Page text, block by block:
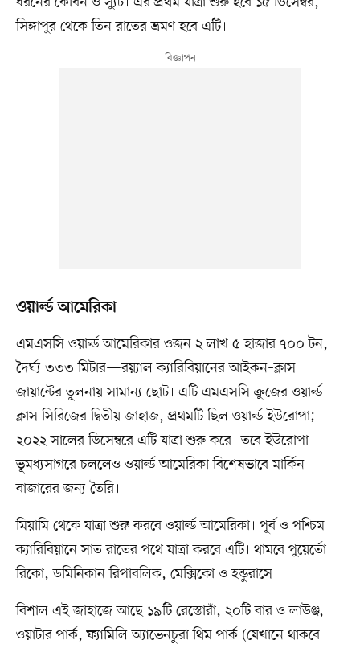
সিঙ্গাপুর থেকে তিন রাতের ভ্রমণ হবে এটি।
ওয়ার্ল্ড আমেরিকা
এমএসসি ওয়ার্ল্ড আমেরিকার ওজন ২ লাখ ৫ হাজার ৭০০ টন,
দৈর্ঘ্য ৩৩৩ মিটার—রয়্যাল ক্যারিবিয়ানের আইকন–ক্লাস
জায়ান্টের তুলনায় সামান্য ছোট। এটি এমএসসি ক্রুজের ওয়ার্ল্ড
ক্লাস সিরিজের দ্বিতীয় জাহাজ, প্রথমটি ছিল ওয়ার্ল্ড ইউরোপা;
২০২২ সালের ডিসেম্বরে এটি যাত্রা শুরু করে। তবে ইউরোপা
ভূমধ্যসাগরে চললেও ওয়ার্ল্ড আমেরিকা বিশেষভাবে মার্কিন
বাজারের জন্য তৈরি।
মিয়ামি থেকে যাত্রা শুরু করবে ওয়ার্ল্ড আমেরিকা। পূর্ব ও পশ্চিম
ক্যারিবিয়ানে সাত রাতের পথে যাত্রা করবে এটি। থামবে পুয়ের্তো
রিকো, ডমিনিকান রিপাবলিক, মেক্সিকো ও হন্ডুরাসে।
বিশাল এই জাহাজে আছে ১৯টি রেস্তোরাঁ, ২০টি বার ও লাউঞ্জ,
ওয়াটার পার্ক, ফ্যামিলি অ্যাভেনচুরা থিম পার্ক (যেখানে থাকবে